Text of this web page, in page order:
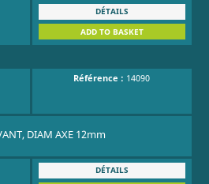
DÉTAILS
ADD TO BASKET
Référence : 14090
DIAM AXE 12mm
DÉTAILS